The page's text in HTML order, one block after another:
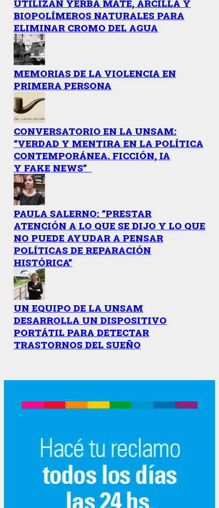
UTILIZAN YERBA MATE, ARCILLA Y
BIOPOLÍMEROS NATURALES PARA
ELIMINAR CROMO DEL AGUA
MEMORIAS DE LA VIOLENCIA EN
PRIMERA PERSONA
CONVERSATORIO EN LA UNSAM:
“VERDAD Y MENTIRA EN LA POLÍTICA
CONTEMPORÁNEA. FICCIÓN, IA
Y FAKE NEWS”
PAULA SALERNO: “PRESTAR
ATENCIÓN A LO QUE SE DIJO Y LO QUE
NO PUEDE AYUDAR A PENSAR
POLÍTICAS DE REPARACIÓN
HISTÓRICA”
UN EQUIPO DE LA UNSAM
DESARROLLA UN DISPOSITIVO
PORTÁTIL PARA DETECTAR
TRASTORNOS DEL SUEÑO